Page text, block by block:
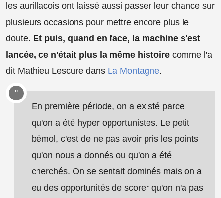
les aurillacois ont laissé aussi passer leur chance sur
plusieurs occasions pour mettre encore plus le
doute. Et puis, quand en face, la machine s'est
lancée, ce n'était plus la même histoire comme l'a
dit Mathieu Lescure dans La Montagne.
En première période, on a existé parce
qu'on a été hyper opportunistes. Le petit
bémol, c'est de ne pas avoir pris les points
qu'on nous a donnés ou qu'on a été
cherchés. On se sentait dominés mais on a
eu des opportunités de scorer qu'on n'a pas